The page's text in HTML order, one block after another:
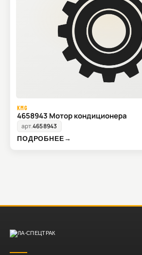
KMG
4658943 Мотор кондиционера
арт.4658943
ПОДРОБНЕЕ→